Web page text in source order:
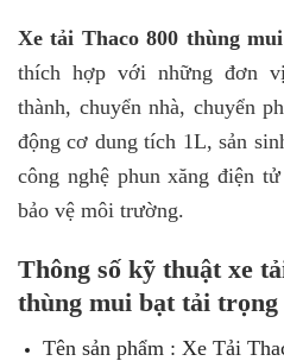
Xe tải Thaco 800 thùng
thích hợp với những đơn
thành, chuyển nhà, chuyển
động cơ dung tích 1L, sản
công nghệ phun xăng điện
bảo vệ môi trường.
Thông số kỹ thuật xe
thùng mui bạt tải trọng
Tên sản phẩm : Xe Tải